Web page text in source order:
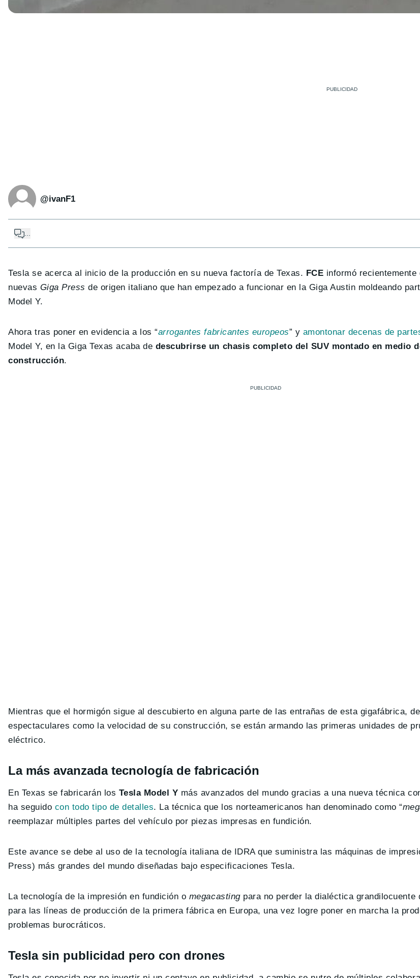
@ivanF1
...
Tesla se acerca al inicio de la producción en su nueva factoría de Texas. FCE informó
nuevas Giga Press de origen italiano que han empezado a funcionar en la Giga Austin moldeando
Model Y.
Ahora tras poner en evidencia a los “arrogantes fabricantes europeos” y amontonar decenas de
Model Y, en la Giga Texas acaba de descubrirse un chasis completo del SUV montado en medio
construcción.
Mientras que el hormigón sigue al descubierto en alguna parte de las entrañas de esta gigafábrica,
espectaculares como la velocidad de su construcción, se están armando las primeras unidades de
eléctrico.
La más avanzada tecnología de fabricación
En Texas se fabricarán los Tesla Model Y más avanzados del mundo gracias a una nueva técnica
ha seguido con todo tipo de detalles. La técnica que los norteamericanos han denominado como “
reemplazar múltiples partes del vehículo por piezas impresas en fundición.
Este avance se debe al uso de la tecnología italiana de IDRA que suministra las máquinas de
Press) más grandes del mundo diseñadas bajo especificaciones Tesla.
La tecnología de la impresión en fundición o megacastingpara no perder la dialéctica grandilocuente
para las líneas de producción de la primera fábrica en Europa, una vez logre poner en marcha la
problemas burocráticos.
Tesla sin publicidad pero con drones